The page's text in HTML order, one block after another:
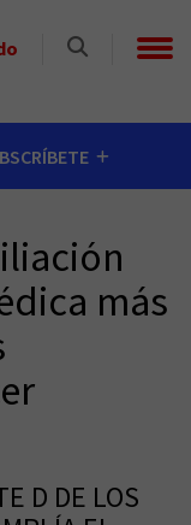
más
D DE LOS